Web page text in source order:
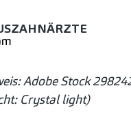
Adobe Stock
Crystal light)